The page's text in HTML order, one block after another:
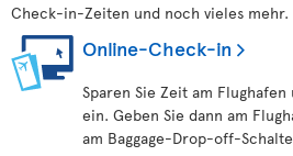
Check-in-Zeiten und noch vieles mehr.
Online-Check-in
Sparen Sie Zeit am
ein. Geben Sie dann am
am Baggage-Drop-off-